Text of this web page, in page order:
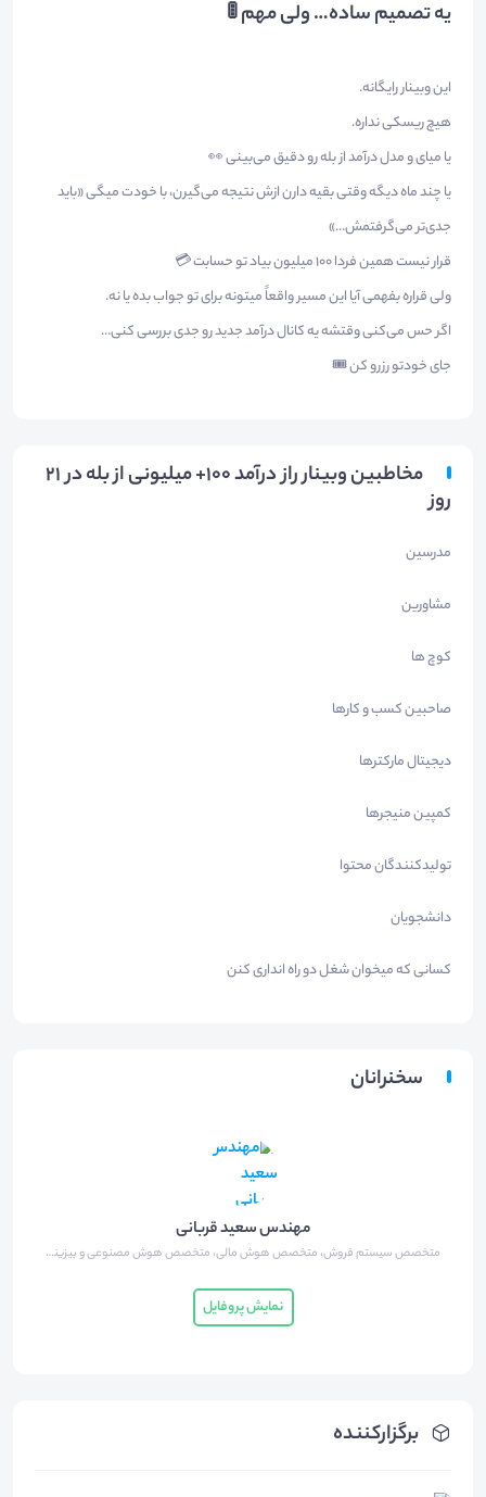
برگزارکننده
یه تصمیم ساده… ولی مهم 🚦
این وبینار رایگانه.
هیچ ریسکی نداره.
یا میای و مدل درآمد از بله رو دقیق می‌بینی 👀
یا چند ماه دیگه وقتی بقیه دارن ازش نتیجه می‌گیرن، با خودت میگی «باید
جدی‌تر می‌گرفتمش…»
قرار نیست همین فردا ۱۰۰ میلیون بیاد تو حسابت 💳
ولی قراره بفهمی آیا این مسیر واقعاً میتونه برای تو جواب بده یا نه.
اگر حس می‌کنی وقتشه یه کانال درآمد جدید رو جدی بررسی کنی…
جای خودتو رزرو کن 🎟️
مخاطبین وبینار راز درآمد 100+ میلیونی از بله در 21
روز
مدرسین
مشاورین
کوچ ها
صاحبین کسب و کارها
دیجیتال مارکترها
کمپین منیجرها
تولیدکنندگان محتوا
دانشجویان
کسانی که میخوان شغل دو راه انداری کنن
سخنرانان
مهندس سعید قربانی
متخصص سیستم فروش، متخصص هوش مالی، متخصص هوش مصنوعی و بیزینس مستر
نمایش پروفایل